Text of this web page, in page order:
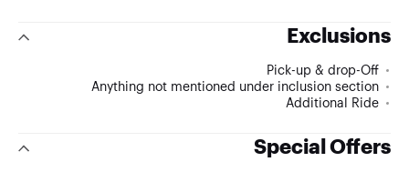
Exclusions
Pick-up & drop-Off
Anything not mentioned under inclusion section
Additional Ride
Special Offers